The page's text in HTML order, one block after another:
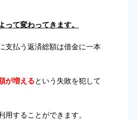
て変わってきます。
支払う返済総額は借金に一本
が増えるという失敗を犯して
することができます。